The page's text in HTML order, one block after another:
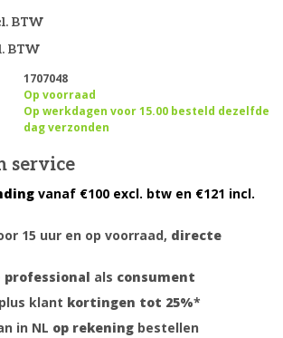
BTW
BTW
1707048
Op voorraad
Op werkdagen voor 15.00 besteld dezelfde
dag verzonden
service
vanaf €100 excl. btw en €121 incl.
15 uur en op voorraad, directe
professional als consument
klant kortingen tot 25%*
in NL op rekening bestellen